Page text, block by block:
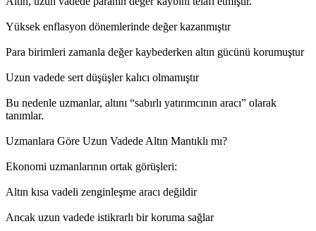
Yüksek enflasyon dönemlerinde değer kazanmıştır
Para birimleri zamanla değer kaybederken altın gücünü korumuştur
Uzun vadede sert düşüşler kalıcı olmamıştır
Bu nedenle uzmanlar, altını “sabırlı yatırımcının aracı” olarak
tanımlar.
Uzmanlara Göre Uzun Vadede Altın Mantıklı mı?
Ekonomi uzmanlarının ortak görüşleri:
Altın kısa vadeli zenginleşme aracı değildir
Ancak uzun vadede istikrarlı bir koruma sağlar